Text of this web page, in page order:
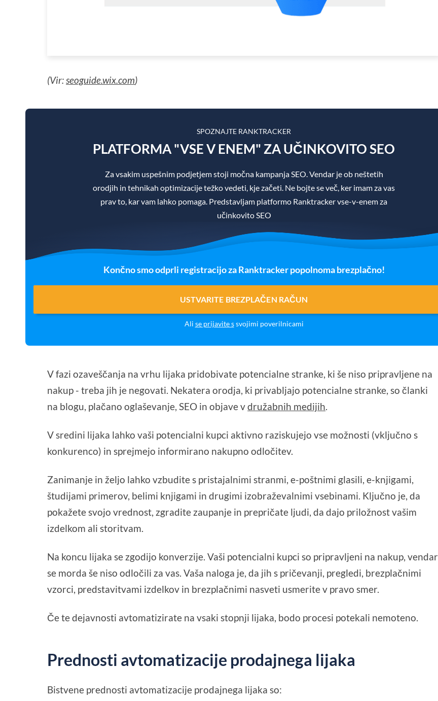
(Vir: seoguide.wix.com)
SPOZNAJTE RANKTRACKER
PLATFORMA "VSE V ENEM" ZA UČINKOVITO SEO
Za vsakim uspešnim podjetjem stoji močna kampanja SEO. Vendar je ob neštetih
orodjih in tehnikah optimizacije težko vedeti, kje začeti. Ne bojte se več, ker imam za vas
prav to, kar vam lahko pomaga. Predstavljam platformo Ranktracker vse-v-enem za
učinkovito SEO
Končno smo odprli registracijo za Ranktracker popolnoma brezplačno!
USTVARITE BREZPLAČEN RAČUN
Ali se prijavite ssvojimi poverilnicami
V fazi ozaveščanja na vrhu lijaka pridobivate potencialne stranke, ki še niso pripravljene na
nakup - treba jih je negovati. Nekatera orodja, ki privabljajo potencialne stranke, so članki
na blogu, plačano oglaševanje, SEO in objave vdružabnih medijih
V sredini lijaka lahko vaši potencialni kupci aktivno raziskujejo vse možnosti (vključno s
konkurenco) in sprejmejo informirano nakupno odločitev.
Zanimanje in željo lahko vzbudite s pristajalnimi stranmi, e-poštnimi glasili, e-knjigami,
študijami primerov, belimi knjigami in drugimi izobraževalnimi vsebinami. Ključno je, da
pokažete svojo vrednost, zgradite zaupanje in prepričate ljudi, da dajo priložnost vašim
izdelkom ali storitvam.
Na koncu lijaka se zgodijo konverzije. Vaši potencialni kupci so pripravljeni na nakup, vendar
se morda še niso odločili za vas. Vaša naloga je, da jih s pričevanji, pregledi, brezplačnimi
vzorci, predstavitvami izdelkov in brezplačnimi nasveti usmerite v pravo smer.
Če te dejavnosti avtomatizirate na vsaki stopnji lijaka, bodo procesi potekali nemoteno.
Prednosti avtomatizacije prodajnega lijaka
Bistvene prednosti avtomatizacije prodajnega lijaka so: